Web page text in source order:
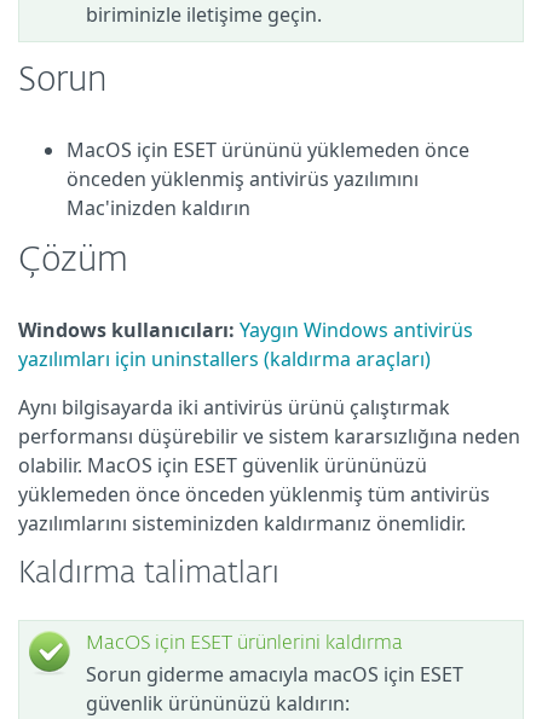
biriminizle iletişime geçin.
Sorun
MacOS için ESET ürününü yüklemeden önce
önceden yüklenmiş antivirüs yazılımını
Mac'inizden kaldırın
Çözüm
Windows kullanıcıları: Yaygın Windows antivirüs
yazılımları için uninstallers (kaldırma araçları)
Aynı bilgisayarda iki antivirüs ürünü çalıştırmak
performansı düşürebilir ve sistem kararsızlığına neden
olabilir. MacOS için ESET güvenlik ürününüzü
yüklemeden önce önceden yüklenmiş tüm antivirüs
yazılımlarını sisteminizden kaldırmanız önemlidir.
Kaldırma talimatları
MacOS için ESET ürünlerini kaldırma
Sorun giderme amacıyla macOS için ESET
güvenlik ürününüzü kaldırın: